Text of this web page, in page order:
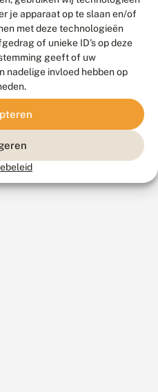
je apparaat op te slaan en/of
met deze technologieën
of unieke ID's op deze
geeft of uw
nadelige invloed hebben op